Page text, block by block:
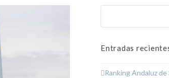
Entradas
Ranking Andaluz